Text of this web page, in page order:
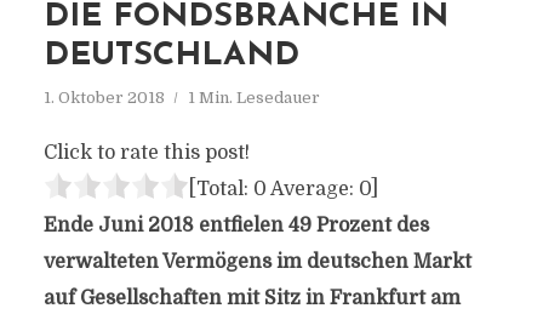
DIE FONDSBRANCHE IN
DEUTSCHLAND
1. Oktober 2018 1 Min. Lesedauer
Click to rate this post!
[Total: 0 Average: 0]
Ende Juni 2018 entfielen 49 Prozent des
verwalteten Vermögens im deutschen Markt
auf Gesellschaften mit Sitz in Frankfurt am